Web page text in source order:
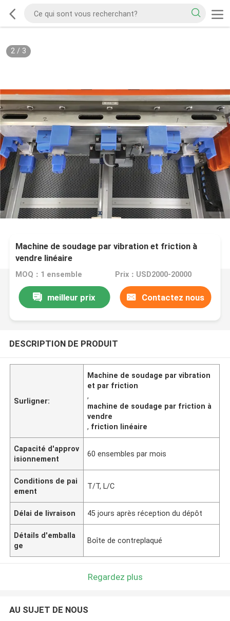
2/ 3
Machine de soudage par vibration et friction à
vendre linéaire
MOQ：1 ensemble Prix：USD2000-20000
meilleur prix Contactez nous
DESCRIPTION DE PRODUIT
Surligner:
Machine de soudage par vibration
et par friction
,
machine de soudage par friction à
vendre
, friction linéaire
Capacité d'approv
isionnement
60 ensembles par mois
Conditions de pai
ement
T/T, L/C
Délai de livraison 45 jours après réception du dépôt
Détails d'emballa
ge
Boîte de contreplaqué
Regardez plus
AU SUJET DE NOUS